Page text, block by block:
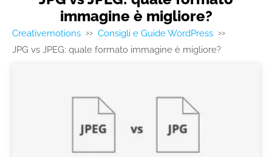
immagine è migliore?
Creativemotions >> Consigli e Guide WordPress >>
JPG vs JPEG: quale formato immagine è migliore?